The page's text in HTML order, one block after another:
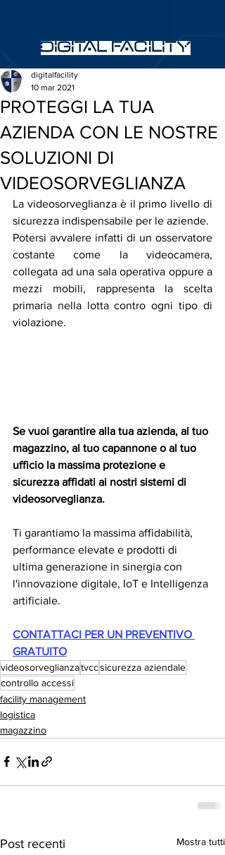
PROTEGGI LA TUA
AZIENDA CON LE NOSTRE
SOLUZIONI DI
VIDEOSORVEGLIANZA
digitalfacility
10 mar 2021
La videosorveglianza è il primo livello di
sicurezza indispensabile per le aziende.
Potersi avvalere infatti di un osservatore
costante come la videocamera,
collegata ad una sala operativa oppure a
mezzi mobili, rappresenta la scelta
primaria nella lotta contro ogni tipo di
violazione.
Se vuoi garantire alla tua azienda, al tuo
magazzino, al tuo capannone o al tuo
ufficio la massima protezione e
sicurezza affidati ai nostri sistemi di
videosorveglianza.
Ti garantiamo la massima affidabilità,
performance elevate e prodotti di
ultima generazione in sinergia con
l'innovazione digitale, IoT e Intelligenza
artificiale.
CONTATTACI PER UN PREVENTIVO
GRATUITO
videosorveglianzatvccsicurezza aziendale
controllo accessi
facility management
logistica
magazzino
Post recenti Mostra tutti